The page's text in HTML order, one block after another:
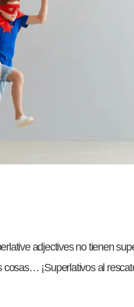
adjectives no tienen
¡Superlativos al